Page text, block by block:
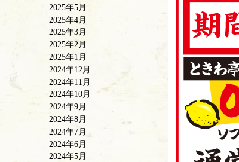
2025年5月
2025年4月
2025年3月
2025年2月
2025年1月
2024年12月
2024年11月
2024年10月
2024年9月
2024年8月
2024年7月
2024年6月
2024年5月